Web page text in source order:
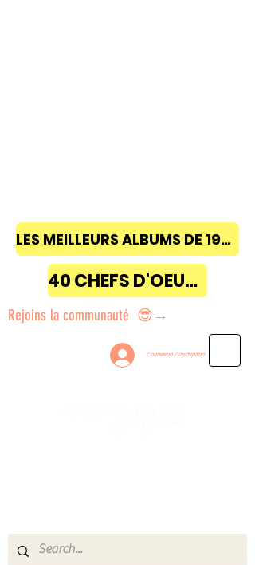
LES MEILLEURS ALBUMS DE 1968 à 2018
40 CHEFS D'OEUVRE
Rejoins la communauté 😎→
Connexion / Inscription